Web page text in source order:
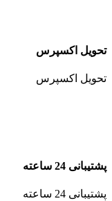
تحویل اکسپرس
تحویل اکسپرس
پشتیبانی 24 ساعته
پشتیبانی 24 ساعته